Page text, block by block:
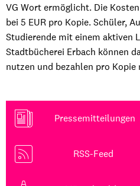
VG Wort ermöglicht. Die
bei 5 EUR pro Kopie. Schüler,
Studierende mit einem aktiven
Stadtbücherei Erbach können
nutzen und bezahlen pro Kopie
Pressemitteilungen
RSS-Feed